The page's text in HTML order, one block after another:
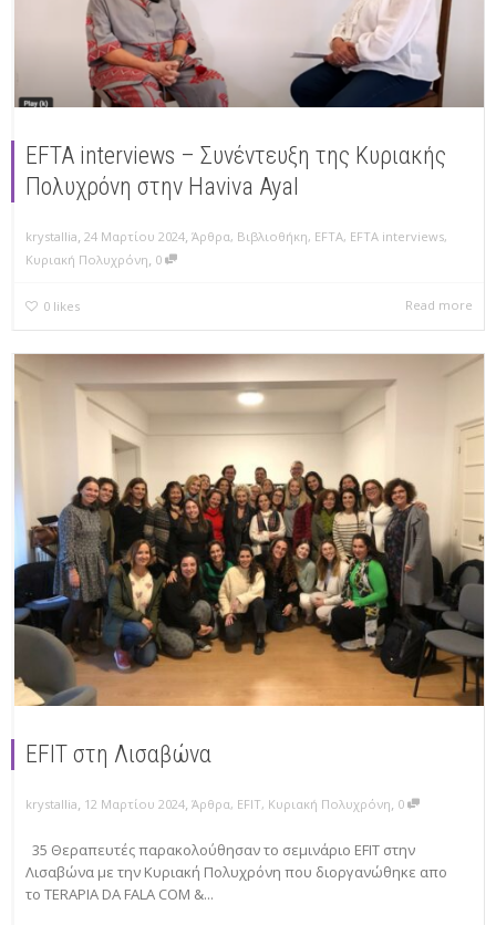
EFTA interviews – Συνέντευξη της Κυριακής
Πολυχρόνη στην Haviva Ayal
krystallia 24 Μαρτίου 2024 Άρθρα, Βιβλιοθήκη, EFTA, EFTA interviews,
Κυριακή Πολυχρόνη 0
0 likes Read more
EFIT στη Λισαβώνα
krystallia 12 Μαρτίου 2024 Άρθρα, EFIT, Κυριακή Πολυχρόνη 0
35 Θεραπευτές παρακολούθησαν το σεμινάριο EFIT στην
Λισαβώνα με την Κυριακή Πολυχρόνη που διοργανώθηκε απο
το TERAPIA DA FALA COM &...